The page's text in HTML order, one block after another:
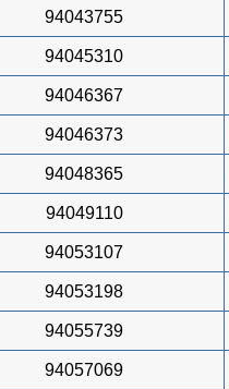
94043755
94045310
94046367
94046373
94048365
94049110
94053107
94053198
94055739
94057069